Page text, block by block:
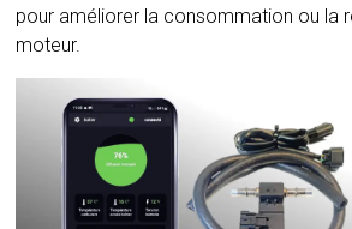
pour améliorer la consommation ou la
moteur.